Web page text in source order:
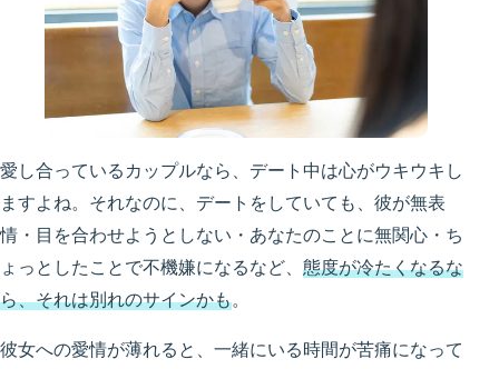
愛し合っているカップルなら、デート中は心がウキウキし
ますよね。それなのに、デートをしていても、彼が無表
情・目を合わせようとしない・あなたのことに無関心・ち
ょっとしたことで不機嫌になるなど、 態度が冷たくなるな
ら、それは別れのサインかも。
彼女への愛情が薄れると、一緒にいる時間が苦痛になって